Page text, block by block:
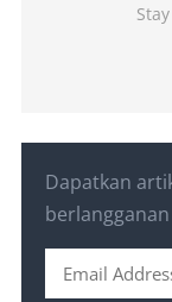
Dapatkan